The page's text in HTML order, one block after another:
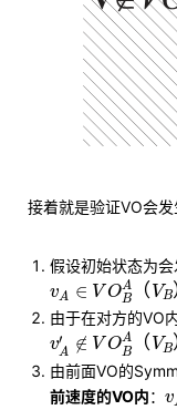
接着就是验证VO会发
假设初始状态为会
vA ∈ V OA
B
（ VB
vA∈VOBA（V
由于在对方的VO
v′
A ∉ V OA
B
（ VB
vA′ ∉VOBA（
由前面VO的
前速度的VO内： v
v